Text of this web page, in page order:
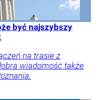
być najszybszy
na trasie z
wiadomość także